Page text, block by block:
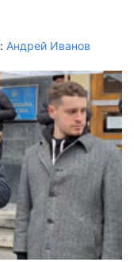
Андрей Иванов